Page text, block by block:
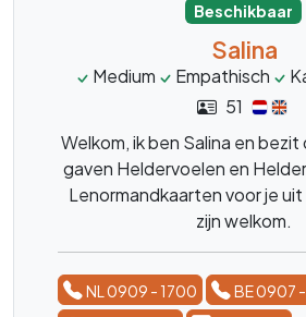
Beschikbaar
Salina
Medium Empathisch
51
Welkom, ik ben Salina en
gaven Heldervoelen en
Lenormandkaarten voor je uit
zijn welkom.
NL 0909 - 1700
BE 0907